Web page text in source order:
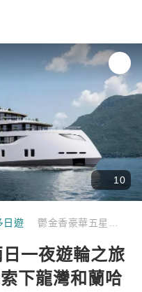
10
日遊
一夜遊輪之旅
下龍灣和蘭哈